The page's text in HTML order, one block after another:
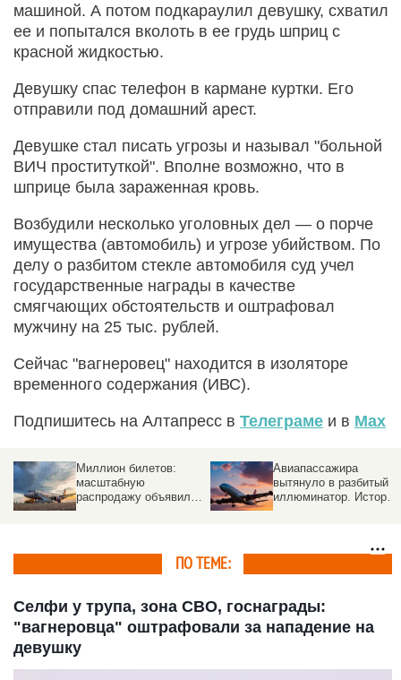
машиной. А потом подкараулил девушку, схватил
ее и попытался вколоть в ее грудь шприц с
красной жидкостью.
Девушку спас телефон в кармане куртки. Его
отправили под домашний арест.
Девушке стал писать угрозы и называл "больной
ВИЧ проституткой". Вполне возможно, что в
шприце была зараженная кровь.
Возбудили несколько уголовных дел — о порче
имущества (автомобиль) и угрозе убийством. По
делу о разбитом стекле автомобиля суд учел
государственные награды в качестве
смягчающих обстоятельств и оштрафовал
мужчину на 25 тыс. рублей.
Сейчас "вагнеровец" находится в изоляторе
временного содержания (ИВС).
Подпишитесь на Алтапресс в Телеграме и в Max
объявила
Авиапассажира
вытянуло в разбитый
иллюминатор. История
Самолет
совершил
полет над
ПО ТЕМЕ:
Селфи у трупа, зона СВО, госнаграды:
"вагнеровца" оштрафовали за нападение на
девушку